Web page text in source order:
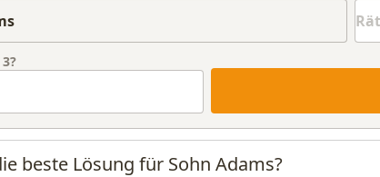
3?
beste Lösung für Sohn Adams?